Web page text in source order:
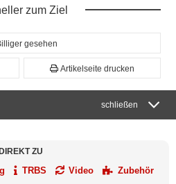
zum Ziel
gesehen
Artikelseite drucken
schließen
ZU
TRBS Video Zubehör